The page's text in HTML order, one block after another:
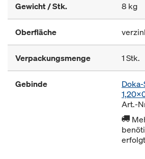
Gewicht / Stk. 8 kg
Oberfläche
Verpackungsmenge 1 Stk.
Gebinde
Art.-